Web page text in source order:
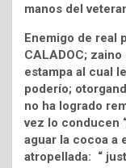
manos del
Enemigo de real
CALADOC;
estampa al cual
poderío;
no ha logrado
vez lo conducen
aguar la cocoa a
atropellada: “